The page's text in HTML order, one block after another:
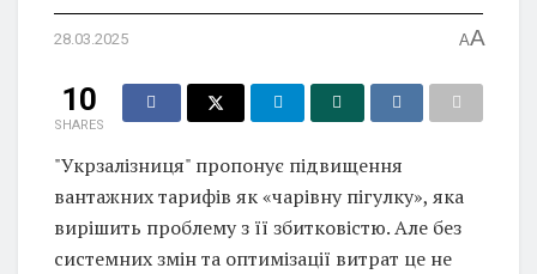
28.03.2025 AA
10
SHARES
"Укрзалізниця" пропонує підвищення
вантажних тарифів як «чарівну пігулку», яка
вирішить проблему з її збитковістю. Але без
системних змін та оптимізації витрат це не